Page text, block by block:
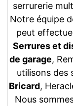
serrurerie
Notre équipe
peut
Serrures et
de garage,
utilisons des
Bricard,
Nous